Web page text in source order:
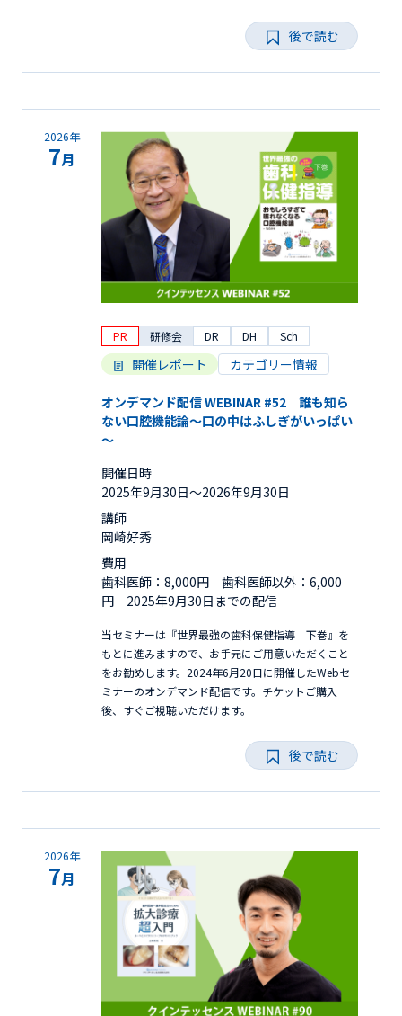
後で読む
2026年
7月
PR 研修会 DR DH Sch
開催レポート カテゴリー情報
オンデマンド配信 WEBINAR #52 誰も知ら
ない口腔機能論～口の中はふしぎがいっぱい
～
開催日時
2025年9月30日〜2026年9月30日
講師
岡崎好秀
費用
歯科医師：8,000円 歯科医師以外：6,000
円 2025年9月30日までの配信
当セミナーは『世界最強の歯科保健指導 下巻』を
もとに進みますので、お手元にご用意いただくこと
をお勧めします。2024年6月20日に開催したWebセ
ミナーのオンデマンド配信です。チケットご購入
後、すぐご視聴いただけます。
後で読む
2026年
7月